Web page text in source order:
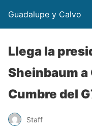
Guadalupe y Calvo
Llega la
Sheinbaum a
Cumbre del
Staff